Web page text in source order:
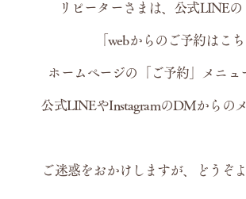
リピーターさまは、 公式LINEの
「webからのご予約はこち
ホームページの「ご予約」メニュ
公式LINEやInstagramのDMからの
ご迷惑をおかけしますが、どうぞ